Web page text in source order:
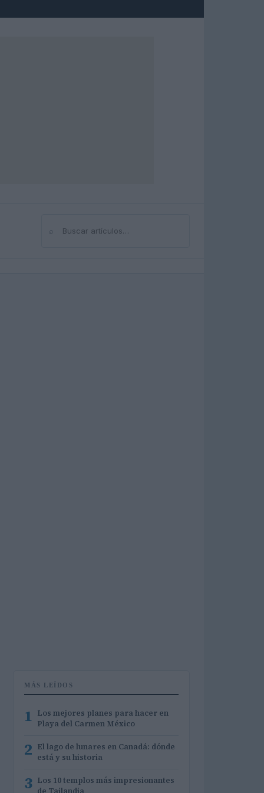
⌕Buscar
MÁS LEÍDOS
1 Los mejores planes para hacer en
Playa del Carmen México
2 El lago de lunares en Canadá: dónde
está y su historia
3 Los 10 templos más impresionantes
de Tailandia